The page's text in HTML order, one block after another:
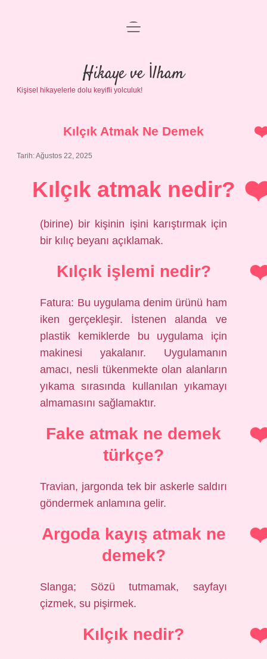
Anasayfa
Gizlilik Politikası
Yasal Uyarı
menüyü
Hikaye ve İlham
Kişisel hikayelerle dolu keyifli yolculuk!
Kılçık Atmak Ne Demek
Tarih: Ağustos 22, 2025
Kılçık atmak nedir?
(birine) bir kişinin işini karıştırmak için
bir kılıç beyanı açıklamak.
Kılçık işlemi nedir?
Fatura: Bu uygulama denim ürünü ham
iken gerçekleşir. İstenen alanda ve
plastik kemiklerde bu uygulama için
makinesi yakalanır. Uygulamanın
amacı, nesli tükenmekte olan alanların
yıkama sırasında kullanılan yıkamayı
almamasını sağlamaktır.
Fake atmak ne demek
türkçe?
Travian, jargonda tek bir askerle saldırı
göndermek anlamına gelir.
Argoda kayış atmak ne
demek?
Slanga; Sözü tutmamak, sayfayı
çizmek, su pişirmek.
Kılçık nedir?